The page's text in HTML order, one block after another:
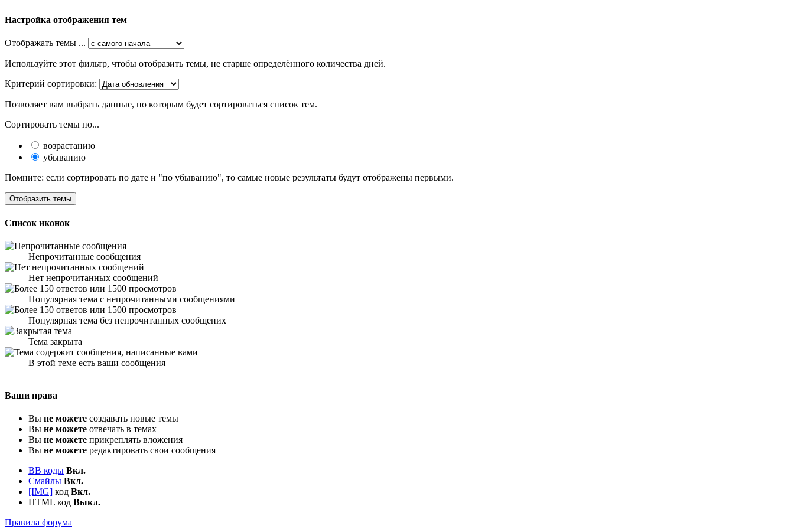
Настройка отображения тем
Отображать темы ...
Используйте этот фильтр, чтобы отобразить темы, не старше определённого количества дней.
Критерий сортировки:
Позволяет вам выбрать данные, по которым будет сортироваться список тем.
Сортировать темы по...
возрастанию
убыванию
Помните: если сортировать по дате и "по убыванию", то самые новые результаты будут отображены первыми.
Список иконок
Непрочитанные сообщения
Нет непрочитанных сообщений
Популярная тема с непрочитанными сообщениями
Популярная тема без непрочитанных сообщених
Тема закрыта
В этой теме есть ваши сообщения
Ваши права
Вы не можете создавать новые темы
Вы не можете отвечать в темах
Вы не можете прикреплять вложения
Вы не можете редактировать свои сообщения
BB коды Вкл.
Смайлы Вкл.
[IMG] код Вкл.
HTML код Выкл.
Правила форума